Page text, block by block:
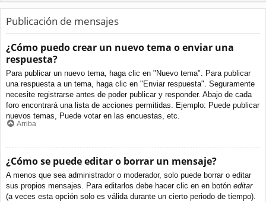
Publicación de mensajes
¿Cómo puedo crear un nuevo tema o enviar una
respuesta?
Para publicar un nuevo tema, haga clic en "Nuevo tema". Para publicar
una respuesta a un tema, haga clic en "Enviar respuesta". Seguramente
necesite registrarse antes de poder publicar y responder. Abajo de cada
foro encontrará una lista de acciones permitidas. Ejemplo: Puede publicar
nuevos temas, Puede votar en las encuestas, etc.
Arriba
¿Cómo se puede editar o borrar un mensaje?
A menos que sea administrador o moderador, solo puede borrar o editar
sus propios mensajes. Para editarlos debe hacer clic en en botón editar
(a veces esta opción solo es válida durante un cierto periodo de tiempo).